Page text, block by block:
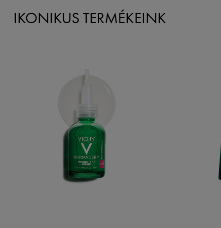
IKONIKUS TERMÉKEINK